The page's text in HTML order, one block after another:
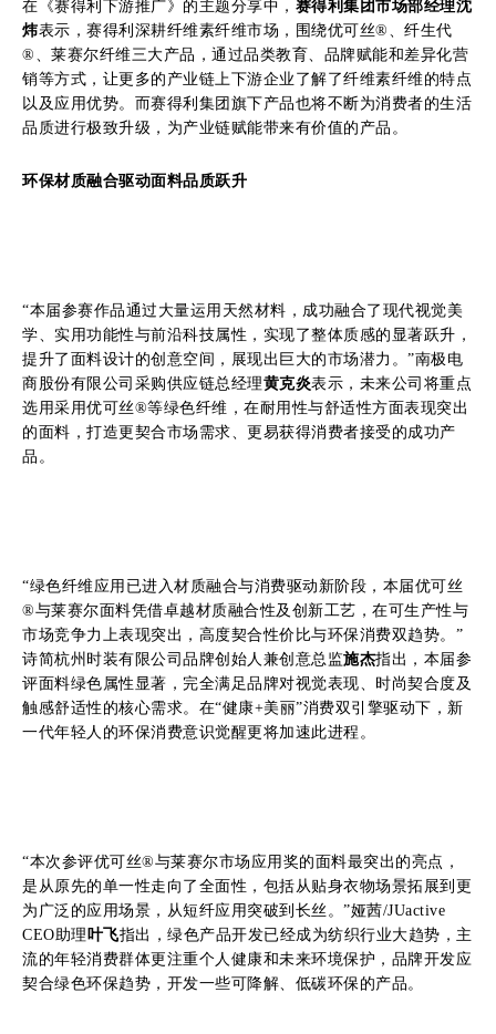
在《赛得利下游推广》的主题分享中， 赛得利集团市场部经理沈
炜表示，赛得利深耕纤维素纤维市场，围绕优可丝®、纤生代
®、莱赛尔纤维三大产品，通过品类教育、品牌赋能和差异化营
销等方式，让更多的产业链上下游企业了解了纤维素纤维的特点
以及应用优势。而赛得利集团旗下产品也将不断为消费者的生活
品质进行极致升级，为产业链赋能带来有价值的产品。
环保材质融合驱动面料品质跃升
“本届参赛作品通过大量运用天然材料，成功融合了现代视觉美
学、实用功能性与前沿科技属性，实现了整体质感的显著跃升，
提升了面料设计的创意空间，展现出巨大的市场潜力。”南极电
商股份有限公司采购供应链总经理黄克炎表示，未来公司将重点
选用采用优可丝®等绿色纤维，在耐用性与舒适性方面表现突出
的面料，打造更契合市场需求、更易获得消费者接受的成功产
品。
“绿色纤维应用已进入材质融合与消费驱动新阶段，本届优可丝
®与莱赛尔面料凭借卓越材质融合性及创新工艺，在可生产性与
市场竞争力上表现突出，高度契合性价比与环保消费双趋势。”
诗简杭州时装有限公司品牌创始人兼创意总监施杰指出，本届参
评面料绿色属性显著，完全满足品牌对视觉表现、时尚契合度及
触感舒适性的核心需求。在“健康+美丽”消费双引擎驱动下，新
一代年轻人的环保消费意识觉醒更将加速此进程。
“本次参评优可丝®与莱赛尔市场应用奖的面料最突出的亮点，
是从原先的单一性走向了全面性，包括从贴身衣物场景拓展到更
为广泛的应用场景，从短纤应用突破到长丝。”娅茜/JUactive
CEO助理叶飞指出，绿色产品开发已经成为纺织行业大趋势，主
流的年轻消费群体更注重个人健康和未来环境保护，品牌开发应
契合绿色环保趋势，开发一些可降解、低碳环保的产品。